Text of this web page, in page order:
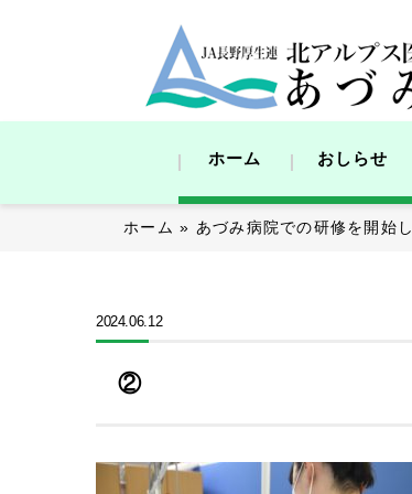
ホーム おしらせ
ホーム » あづみ病院での研修を開始
2024.06.12
②